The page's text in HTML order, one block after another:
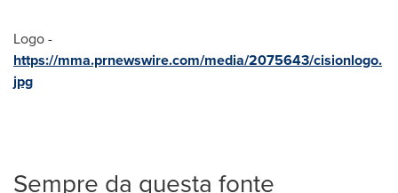
Logo -
https://mma.prnewswire.com/media/2075643/cisionlogo.
jpg
Sempre da questa fonte